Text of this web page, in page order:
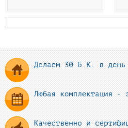
Делаем 30 Б.К. в день
Любая комплектация -
Качественно и